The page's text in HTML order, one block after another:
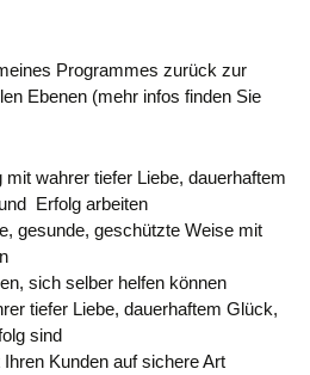
Programmes zurück zur
Ebenen (mehr infos finden Sie
wahrer tiefer Liebe, dauerhaftem
Erfolg arbeiten
gesunde, geschützte Weise mit
sich selber helfen können
tiefer Liebe, dauerhaftem Glück,
sind
Kunden auf sichere Art